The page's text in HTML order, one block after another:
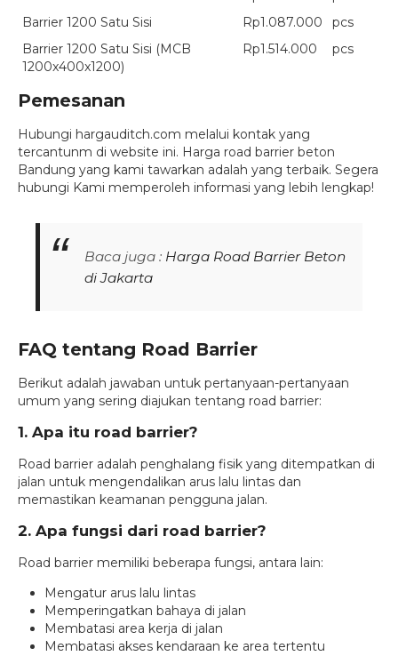
Barrier 1200 Satu Sisi
Rp1.087.000
pcs
Barrier 1200 Satu Sisi (MCB
1200x400x1200)
Rp1.514.000 pcs
Pemesanan
Hubungi hargauditch.com melalui kontak yang
tercantunm di website ini. Harga road barrier beton
Bandung yang kami tawarkan adalah yang terbaik. Segera
hubungi Kami memperoleh informasi yang lebih lengkap!
Baca juga : Harga Road Barrier Beton
di Jakarta
FAQ tentang Road Barrier
Berikut adalah jawaban untuk pertanyaan-pertanyaan
umum yang sering diajukan tentang road barrier:
1. Apa itu road barrier?
Road barrier adalah penghalang fisik yang ditempatkan di
jalan untuk mengendalikan arus lalu lintas dan
memastikan keamanan pengguna jalan.
2. Apa fungsi dari road barrier?
Road barrier memiliki beberapa fungsi, antara lain:
Mengatur arus lalu lintas
Memperingatkan bahaya di jalan
Membatasi area kerja di jalan
Membatasi akses kendaraan ke area tertentu